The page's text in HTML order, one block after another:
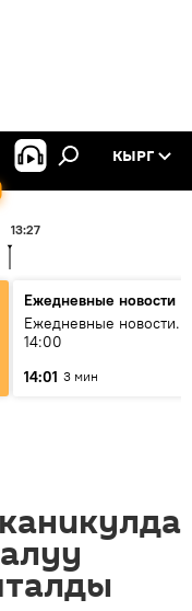
КЫРГ
13:27
Ежедневные новости
Ежедневные новости.
14:00
14:01 3 мин